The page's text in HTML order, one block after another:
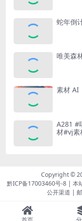
蛇年倒
唯美森
素材 AI
A281 #
材#vj素
Copyright ©
黔ICP备17003460号-8| 本
公开渠道 |